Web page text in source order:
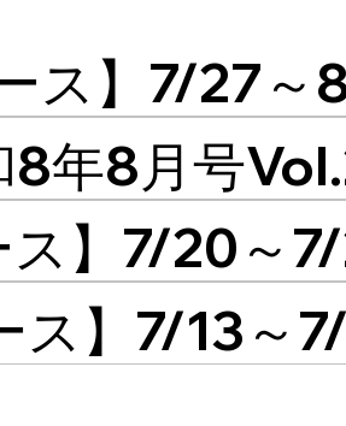
ス】7/27
8年8⽉号
ス】7/20～
ス】7/13～